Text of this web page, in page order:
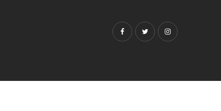
Facebook
TwitterInstagram